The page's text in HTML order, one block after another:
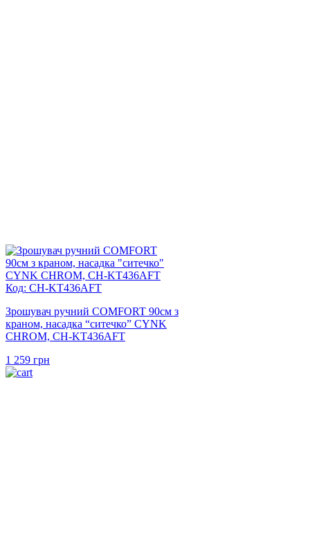
Код: CH-KT436AFT
Зрошувач ручний COMFORT 90см з
краном, насадка “ситечко” CYNK
CHROM, CH-KT436AFT
1 259 грн